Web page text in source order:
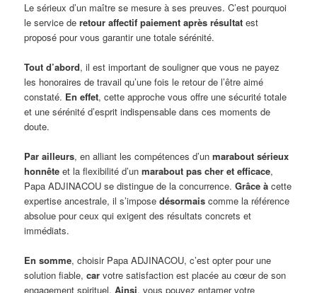
Le sérieux d’un maître se mesure à ses preuves. C’est pourquoi
le service deretour affectif paiement après résultat est
proposé pour vous garantir une totale sérénité.
Tout d’abord, il est important de souligner que vous ne payez
les honoraires de travail qu’une fois le retour de l’être aimé
constaté. En effet, cette approche vous offre une sécurité totale
et une sérénité d’esprit indispensable dans ces moments de
doute.
Par ailleurs, en alliant les compétences d’unmarabout sérieux
honnête et la flexibilité d’unmarabout pas cher et efficace,
Papa ADJINACOU se distingue de la concurrence.Grâce à cette
expertise ancestrale, il s’imposedésormais comme la référence
absolue pour ceux qui exigent des résultats concrets et
immédiats.
En somme, choisir Papa ADJINACOU, c’est opter pour une
solution fiable,car votre satisfaction est placée au cœur de son
engagement spirituel.Ainsi, vous pouvez entamer votre